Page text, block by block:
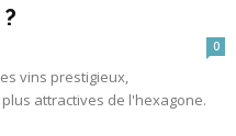
0
vins prestigieux,
attractives de l'hexagone.